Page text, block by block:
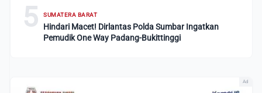
5 SUMATERA BARAT
Hindari Macet! Dirlantas Polda Sumbar Ingatkan
Pemudik One Way Padang-Bukittinggi
Ad